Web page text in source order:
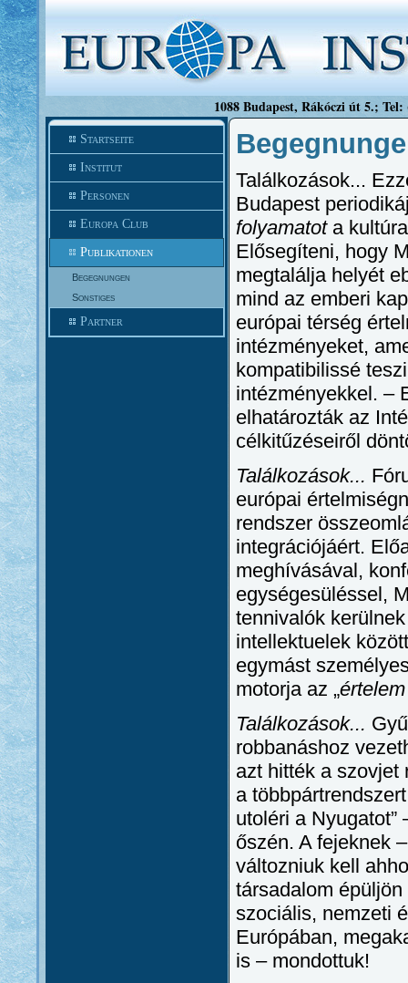
1088 Budapest, Rákóczi út 5.;
Startseite
Institut
Personen
Europa Club
Publikationen
Begegnungen
Sonstiges
Partner
Találkozások...
Budapest
folyamatota
Elősegíteni, hogy
megtalálja helyét
mind az emberi
európai térség
intézményeket,
kompatibilissé
intézményekkel. –
elhatározták az
célkitűzéseiről
Találkozások...
európai
rendszer
integrációjáért.
meghívásával,
egységesüléssel,
tennivalók
intellektuelek
egymást
motorja az „
Találkozások...
robbanáshoz
azt hitték a szovjet
a
utoléri a
őszén. A fejeknek
változniuk kell
társadalom
szociális, nemzeti
Európában,
is – mondottuk!